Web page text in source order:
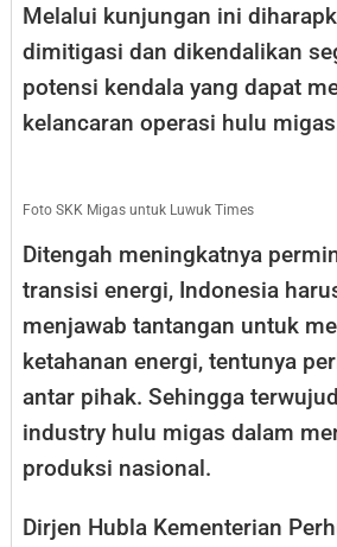
Melalui kunjungan ini
dimitigasi dan dikendalikan
potensi kendala yang dapat
kelancaran operasi hulu
Foto SKK Migas untuk Luwuk Times
Ditengah meningkatnya
transisi energi, Indonesia
menjawab tantangan untuk
ketahanan energi, tentunya
antar pihak. Sehingga
industry hulu migas dalam
produksi nasional.
Dirjen Hubla Kementerian